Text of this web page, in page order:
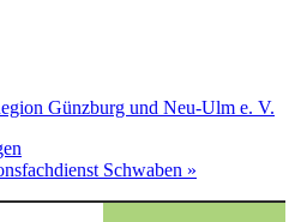
Günzburg und Neu-Ulm e. V.
Schwaben »